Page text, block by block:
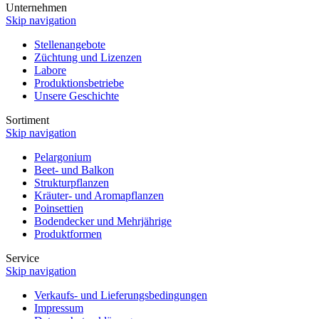
Unternehmen
Skip navigation
Stellenangebote
Züchtung und Lizenzen
Labore
Produktionsbetriebe
Unsere Geschichte
Sortiment
Skip navigation
Pelargonium
Beet- und Balkon
Strukturpflanzen
Kräuter- und Aromapflanzen
Poinsettien
Bodendecker und Mehrjährige
Produktformen
Service
Skip navigation
Verkaufs- und Lieferungsbedingungen
Impressum